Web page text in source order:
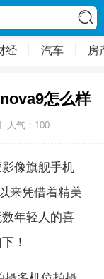
经 汽车 房
怎么样
人气： 100
像旗舰手机
来凭借着精美
年轻人的喜
！